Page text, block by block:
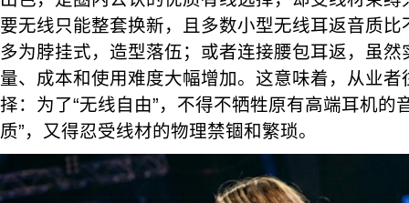
要无线只能整套换新，且多数小型无线耳返音质比
多为脖挂式，造型落伍；或者连接腰包耳返，虽
量、成本和使用难度大幅增加。这意味着，从业
择：为了“无线自由”，不得不牺牲原有高端耳机的
质”，又得忍受线材的物理禁锢和繁琐。